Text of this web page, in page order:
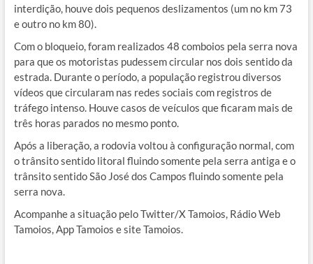
interdição, houve dois pequenos deslizamentos (um no km 73
e outro no km 80).
Com o bloqueio, foram realizados 48 comboios pela serra nova
para que os motoristas pudessem circular nos dois sentido da
estrada. Durante o período, a população registrou diversos
vídeos que circularam nas redes sociais com registros de
tráfego intenso. Houve casos de veículos que ficaram mais de
três horas parados no mesmo ponto.
Após a liberação, a rodovia voltou à configuração normal, com
o trânsito sentido litoral fluindo somente pela serra antiga e o
trânsito sentido São José dos Campos fluindo somente pela
serra nova.
Acompanhe a situação pelo Twitter/X Tamoios, Rádio Web
Tamoios, App Tamoios e site Tamoios.